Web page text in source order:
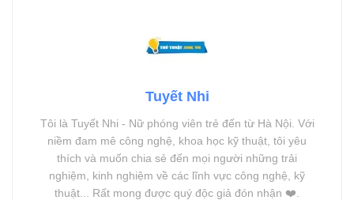
Tuyết Nhi
Tôi là Tuyết Nhi - Nữ phóng viên trẻ đến từ Hà Nội. Với
niềm đam mê công nghệ, khoa học kỹ thuật, tôi yêu
thích và muốn chia sẻ đến mọi người những trải
nghiệm, kinh nghiệm về các lĩnh vực công nghệ, kỹ
thuật... Rất mong được quý độc giả đón nhận ❤️.